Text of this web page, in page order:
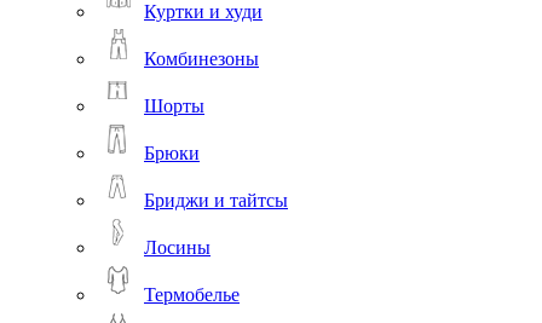
Куртки и худи
Комбинезоны
Шорты
Брюки
Бриджи и тайтсы
Лосины
Термобелье